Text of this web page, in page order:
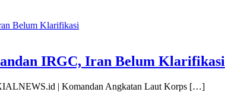
IRGC, Iran Belum Klarifikasi
| Komandan Angkatan Laut Korps […]